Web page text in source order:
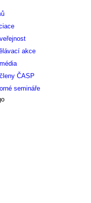
akce
ČASP
semináře